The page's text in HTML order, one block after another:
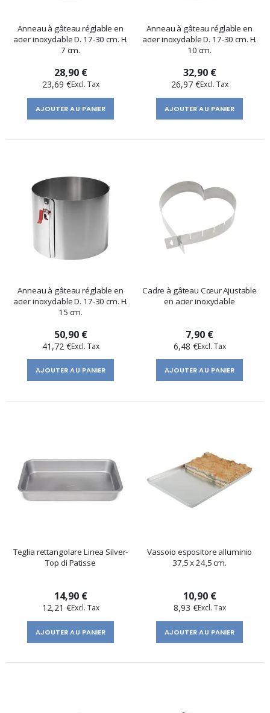
Anneau à gâteau réglable en
acier inoxydable D. 17-30 cm. H.
7 cm.
28,90 €
23,69 €
AJOUTER AU PANIER
Anneau à gâteau réglable en
acier inoxydable D. 17-30 cm. H.
10 cm.
32,90 €
26,97 €
AJOUTER AU PANIER
Anneau à gâteau réglable en
acier inoxydable D. 17-30 cm. H.
15 cm.
50,90 €
41,72 €
AJOUTER AU PANIER
Cadre à gâteau Cœur Ajustable
en acier inoxydable
7,90 €
6,48 €
AJOUTER AU PANIER
Teglia rettangolare Linea Silver-
Top di Patisse
14,90 €
12,21 €
AJOUTER AU PANIER
Vassoio espositore alluminio
37,5 x 24,5 cm.
10,90 €
8,93 €
AJOUTER AU PANIER